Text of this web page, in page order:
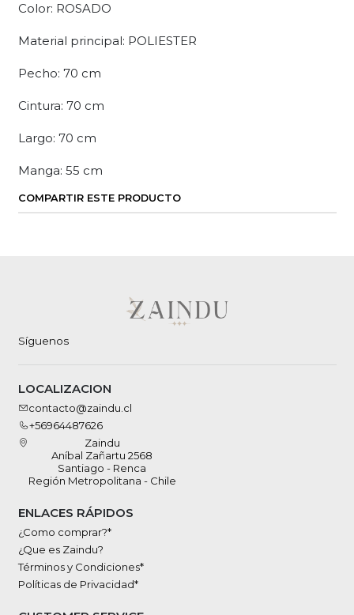
Color: ROSADO
Material principal: POLIESTER
Pecho: 70 cm
Cintura: 70 cm
Largo: 70 cm
Manga: 55 cm
COMPARTIR ESTE PRODUCTO
Síguenos
LOCALIZACION
contacto@zaindu.cl
+56964487626
Zaindu
Aníbal Zañartu 2568
Santiago - Renca
Región Metropolitana - Chile
ENLACES RÁPIDOS
¿Como comprar?*
¿Que es Zaindu?
Términos y Condiciones*
Políticas de Privacidad*